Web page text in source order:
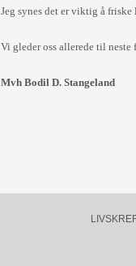
Jeg synes det er viktig å
Vi gleder oss allerede til neste
Mvh Bodil D. Stangeland